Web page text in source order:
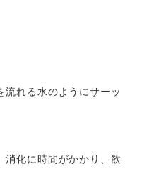
流れる水のようにサーッ
消化に時間がかかり、飲